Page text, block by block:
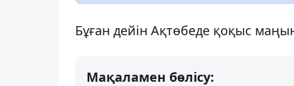
Бұған дейін Ақтөбеде қоқыс
Мақаламен бөлісу: